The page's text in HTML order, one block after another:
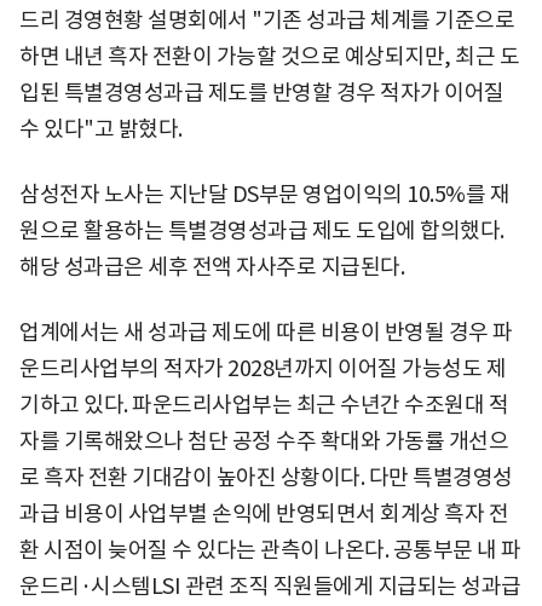
드리 경영현황 설명회에서 "기존 성과급 체계를 기준으로
하면 내년 흑자 전환이 가능할 것으로 예상되지만, 최근 도
입된 특별경영성과급 제도를 반영할 경우 적자가 이어질
수 있다"고 밝혔다.
삼성전자 노사는 지난달 DS부문 영업이익의 10.5%를 재
원으로 활용하는 특별경영성과급 제도 도입에 합의했다.
해당 성과급은 세후 전액 자사주로 지급된다.
업계에서는 새 성과급 제도에 따른 비용이 반영될 경우 파
운드리사업부의 적자가 2028년까지 이어질 가능성도 제
기하고 있다. 파운드리사업부는 최근 수년간 수조원대 적
자를 기록해왔으나 첨단 공정 수주 확대와 가동률 개선으
로 흑자 전환 기대감이 높아진 상황이다. 다만 특별경영성
과급 비용이 사업부별 손익에 반영되면서 회계상 흑자 전
환 시점이 늦어질 수 있다는 관측이 나온다. 공통부문 내 파
운드리·시스템LSI 관련 조직 직원들에게 지급되는 성과급